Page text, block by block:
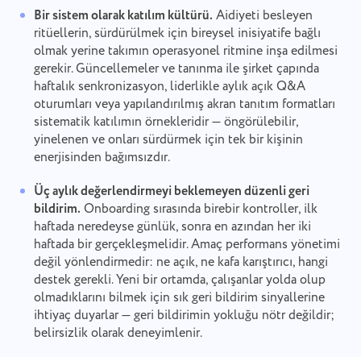
Bir sistem olarak katılım kültürü. Aidiyeti besleyen
ritüellerin, sürdürülmek için bireysel inisiyatife bağlı
olmak yerine takımın operasyonel ritmine inşa edilmesi
gerekir. Güncellemeler ve tanınma ile şirket çapında
haftalık senkronizasyon, liderlikle aylık açık Q&A
oturumları veya yapılandırılmış akran tanıtım formatları
sistematik katılımın örnekleridir — öngörülebilir,
yinelenen ve onları sürdürmek için tek bir kişinin
enerjisinden bağımsızdır.
Üç aylık değerlendirmeyi beklemeyen düzenli geri
bildirim. Onboarding sırasında birebir kontroller, ilk
haftada neredeyse günlük, sonra en azından her iki
haftada bir gerçekleşmelidir. Amaç performans yönetimi
değil yönlendirmedir: ne açık, ne kafa karıştırıcı, hangi
destek gerekli. Yeni bir ortamda, çalışanlar yolda olup
olmadıklarını bilmek için sık geri bildirim sinyallerine
ihtiyaç duyarlar — geri bildirimin yokluğu nötr değildir;
belirsizlik olarak deneyimlenir.
aşağıdaki belgeye uygun olarak işlenmesine onay
vermiş olursunuz:Gizlilik Politikası.
Gönder